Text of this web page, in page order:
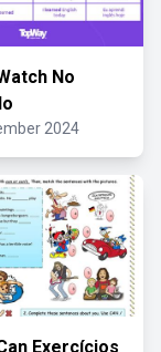
No
2024
Exercícios